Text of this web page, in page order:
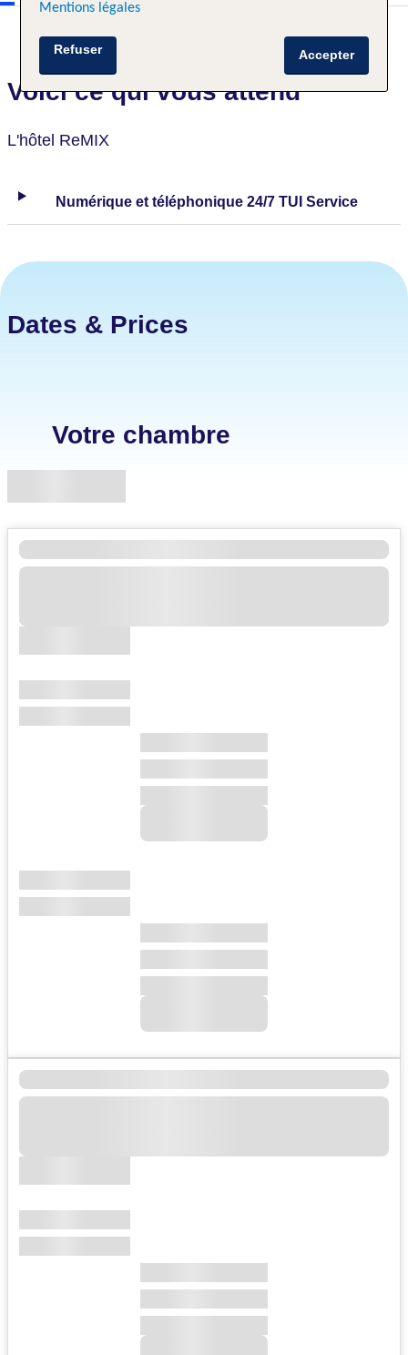
Voici ce qui vous attend
L'hôtel ReMIX
Numérique et téléphonique 24/7 TUI Service
Dates & Prices
Votre chambre
Mentions légales
Accepter
Refuser